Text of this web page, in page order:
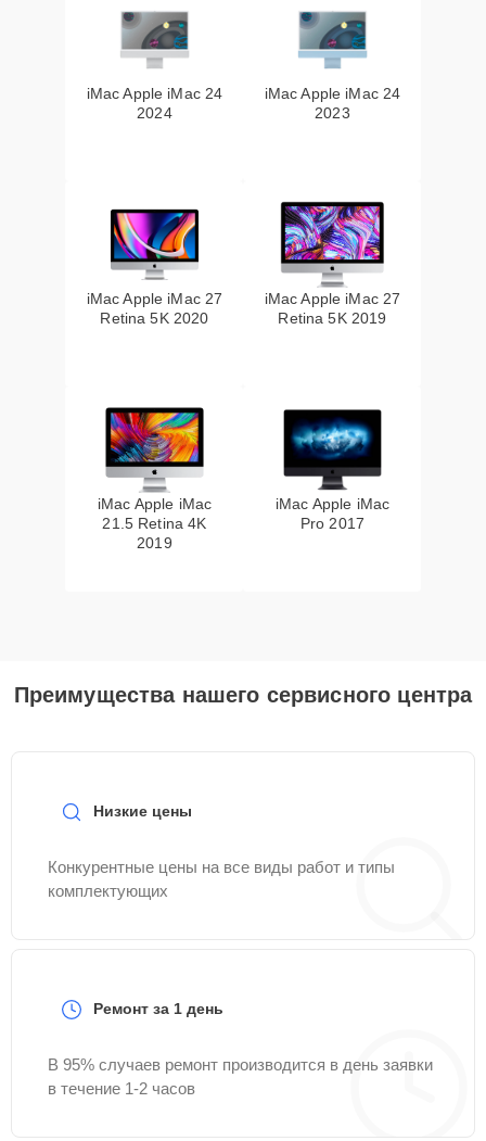
iMac Apple iMac 24
2024
iMac Apple iMac 24
2023
iMac Apple iMac 27
Retina 5K 2020
iMac Apple iMac 27
Retina 5K 2019
iMac Apple iMac
21.5 Retina 4K
2019
iMac Apple iMac
Pro 2017
Преимущества нашего сервисного центра
Низкие цены
Конкурентные цены на все виды работ и типы
комплектующих
Ремонт за 1 день
В 95% случаев ремонт производится в день заявки
в течение 1-2 часов